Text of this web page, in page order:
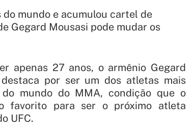
mundo e acumulou cartel de
Gegard Mousasi pode mudar os
apenas 27 anos, o armênio Gegard
por ser um dos atletas mais
do mundo do MMA, condição que o
favorito para ser o próximo atleta
UFC.